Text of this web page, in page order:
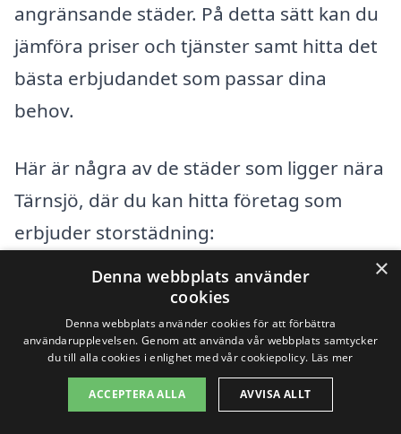
angränsande städer. På detta sätt kan du
jämföra priser och tjänster samt hitta det
bästa erbjudandet som passar dina
behov.
Här är några av de städer som ligger nära
Tärnsjö, där du kan hitta företag som
erbjuder storstädning:
Östervåla
Heby
Skäddvik
×
Denna webbplats använder
cookies
Denna webbplats använder cookies för att förbättra
användarupplevelsen. Genom att använda vår webbplats samtycker
du till alla cookies i enlighet med vår cookiepolicy. Läs mer
ACCEPTERA ALLA AVVISA ALLT